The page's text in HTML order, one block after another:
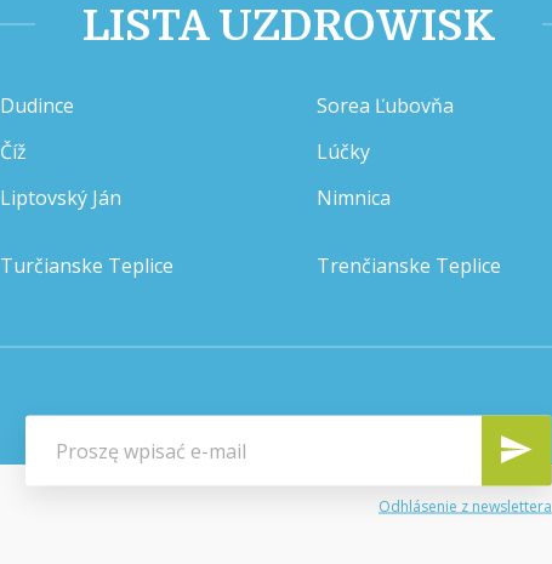
LISTA UZDROWISK
Dudince
Číž
Liptovský Ján
Sorea Ľubovňa
Lúčky
Nimnica
Turčianske Teplice Trenčianske Teplice
Odhlásenie z newslettera